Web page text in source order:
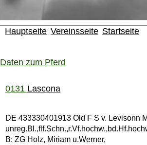
Hauptseite Vereinsseite Startseite
Daten zum Pferd
0131 Lascona
DE 433330401913 Old F S v. Levisonn
B: ZG Holz, Miriam u.Werner,